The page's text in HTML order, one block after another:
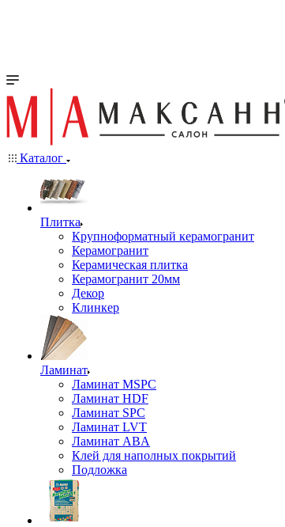
Каталог
Плитка
Крупноформатный керамогранит
Керамогранит
Керамическая плитка
Керамогранит 20мм
Декор
Клинкер
Ламинат
Ламинат MSPC
Ламинат HDF
Ламинат SPC
Ламинат LVT
Ламинат ABA
Клей для наполных покрытий
Подложка